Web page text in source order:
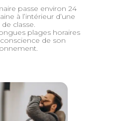
passe environ 24
à l’intérieur d’une
de classe.
plages horaires
de son